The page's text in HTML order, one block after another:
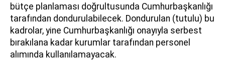
bütçe planlaması doğrultusunda Cumhurbaşkanlığı
tarafından dondurulabilecek. Dondurulan (tutulu) bu
kadrolar, yine Cumhurbaşkanlığı onayıyla serbest
bırakılana kadar kurumlar tarafından personel
alımında kullanılamayacak.